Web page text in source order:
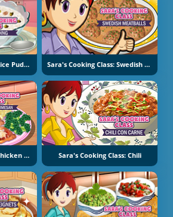
Sara's Cooking Class: Rice Pudding Sara's Cooking Class: Swedish Meatballs
Sara's Cooking Class: Chicken Parmesan Sara's Cooking Class: Chili